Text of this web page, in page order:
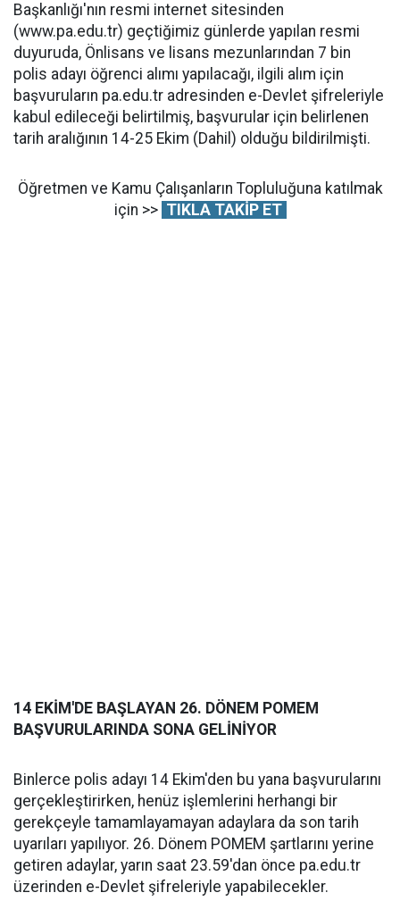
Başkanlığı'nın resmi internet sitesinden
(www.pa.edu.tr) geçtiğimiz günlerde yapılan resmi
duyuruda, Önlisans ve lisans mezunlarından 7 bin
polis adayı öğrenci alımı yapılacağı, ilgili alım için
başvuruların pa.edu.tr adresinden e-Devlet şifreleriyle
kabul edileceği belirtilmiş, başvurular için belirlenen
tarih aralığının 14-25 Ekim (Dahil) olduğu bildirilmişti.
Öğretmen ve Kamu Çalışanların Topluluğuna katılmak
için >> TIKLA TAKİP ET
14 EKİM'DE BAŞLAYAN 26. DÖNEM POMEM
BAŞVURULARINDA SONA GELİNİYOR
Binlerce polis adayı 14 Ekim'den bu yana başvurularını
gerçekleştirirken, henüz işlemlerini herhangi bir
gerekçeyle tamamlayamayan adaylara da son tarih
uyarıları yapılıyor. 26. Dönem POMEM şartlarını yerine
getiren adaylar, yarın saat 23.59'dan önce pa.edu.tr
üzerinden e-Devlet şifreleriyle yapabilecekler.